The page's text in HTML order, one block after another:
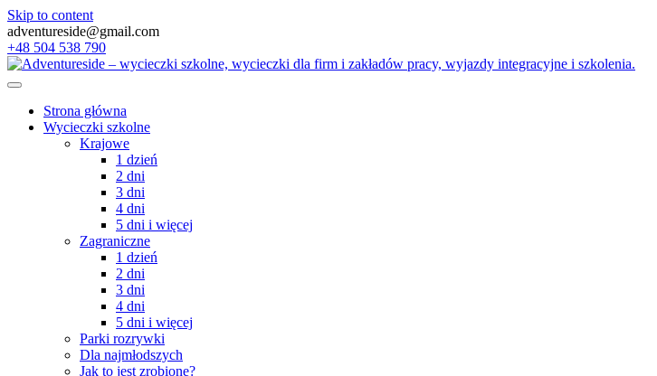
Skip to content
adventureside@gmail.com
+48 504 538 790
Strona główna
Wycieczki szkolne
Krajowe
1 dzień
2 dni
3 dni
4 dni
5 dni i więcej
Zagraniczne
1 dzień
2 dni
3 dni
4 dni
5 dni i więcej
Parki rozrywki
Dla najmłodszych
Jak to jest zrobione?